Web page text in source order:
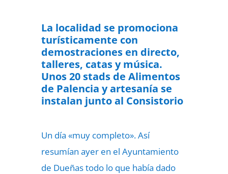
La localidad se promociona
turísticamente con
demostraciones en directo,
talleres, catas y música.
Unos 20 stads de Alimentos
de Palencia y artesanía se
instalan junto al Consistorio
Un día «muy completo». Así
resumían ayer en el Ayuntamiento
de Dueñas todo lo que había dado